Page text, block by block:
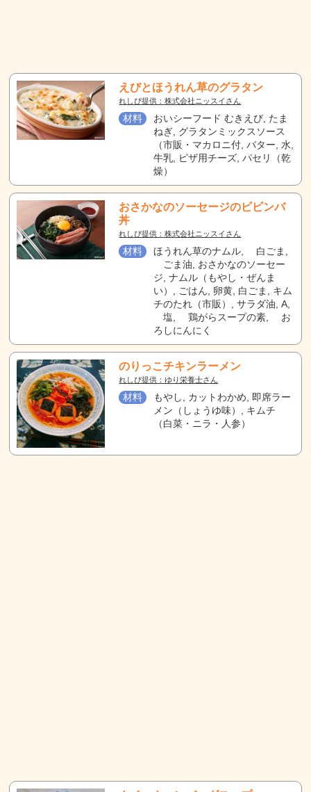
えびとほうれん草のグラタン
れしぴ提供：株式会社ニッスイさん
材料
おいシーフード むきえび, たま
ねぎ, グラタンミックスソース
（市販・マカロニ付, バター, 水,
牛乳, ピザ用チーズ, パセリ（乾
燥）
おさかなのソーセージのビビンバ
丼
れしぴ提供：株式会社ニッスイさん
材料
ほうれん草のナムル, 白ごま,
ごま油, おさかなのソーセー
ジ, ナムル（もやし・ぜんま
い）, ごはん, 卵黄, 白ごま, キム
チのたれ（市販）, サラダ油, A,
塩, 鶏がらスープの素, お
ろしにんにく
のりっこチキンラーメン
れしぴ提供：ゆり栄養士さん
材料
もやし, カットわかめ, 即席ラー
メン（しょうゆ味）, キムチ
（白菜・ニラ・人参）